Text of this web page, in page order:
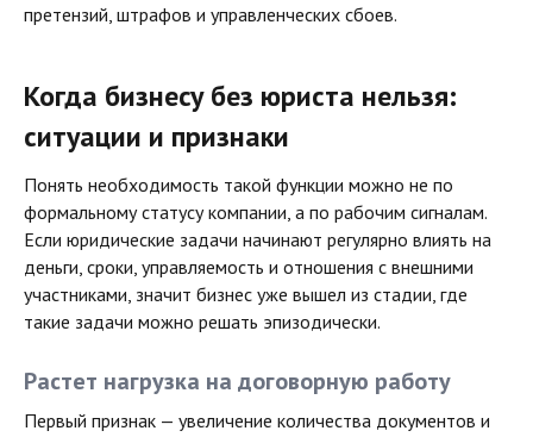
претензий, штрафов и управленческих сбоев.
Когда бизнесу без юриста нельзя:
ситуации и признаки
Понять необходимость такой функции можно не по
формальному статусу компании, а по рабочим сигналам.
Если юридические задачи начинают регулярно влиять на
деньги, сроки, управляемость и отношения с внешними
участниками, значит бизнес уже вышел из стадии, где
такие задачи можно решать эпизодически.
Растет нагрузка на договорную работу
Первый признак — увеличение количества документов и